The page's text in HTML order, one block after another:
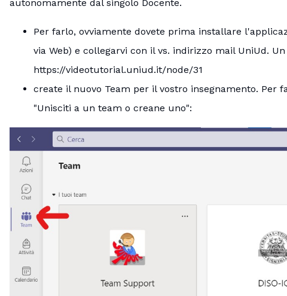
autonomamente dal singolo Docente.
Per farlo, ovviamente dovete prima installare
via Web) e collegarvi con il vs. indirizzo mail UniUd.
https://videotutorial.uniud.it/node/31
create il nuovo Team per il vostro insegnamento. Per
"Unisciti a un team o creane uno":